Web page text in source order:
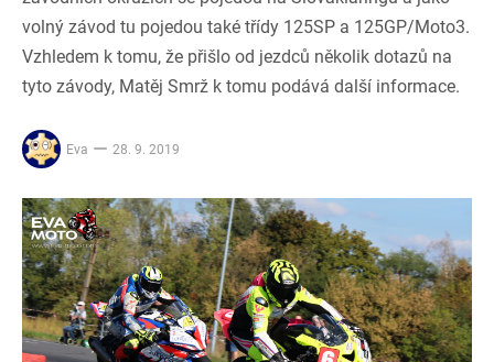
volný závod tu pojedou také třídy 125SP a 125GP/Moto3.
Vzhledem k tomu, že přišlo od jezdců několik dotazů na
tyto závody, Matěj Smrž k tomu podává další informace.
Eva 28. 9. 2019